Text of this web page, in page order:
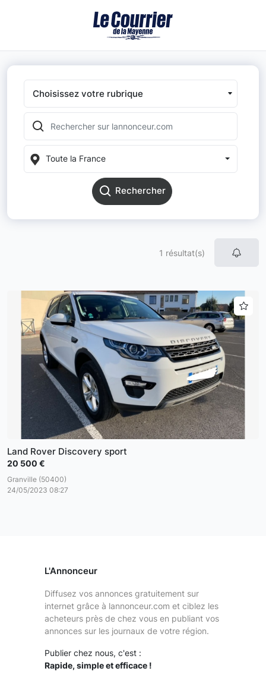
Choisissez votre rubrique
Toute la France
Rechercher
1 résultat(s)
Land Rover Discovery sport
20 500 €
Granville (50400)
24/05/2023 08:27
L'Annonceur
Diffusez vos annonces gratuitement sur
internet grâce à lannonceur.com et ciblez les
acheteurs près de chez vous en publiant vos
annonces sur les journaux de votre région.
Publier chez nous, c'est :
Rapide, simple et efficace !